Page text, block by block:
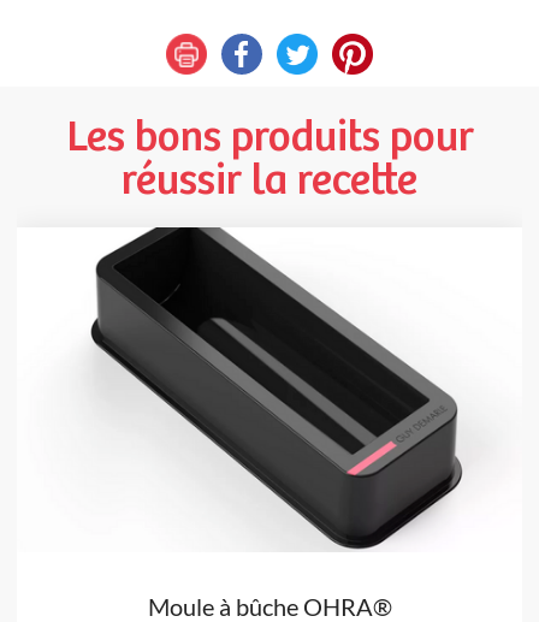
Les bons produits pour
réussir la recette
Moule à bûche OHRA®